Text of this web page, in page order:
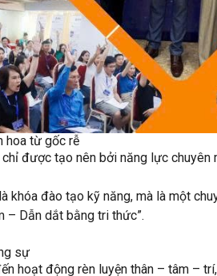
hoa từ gốc rễ
được tạo nên bởi năng lực chuyên
khóa đào tạo kỹ năng, mà là một
– Dẫn dắt bằng tri thức”.
sự
hoạt động rèn luyện thân – tâm – trí